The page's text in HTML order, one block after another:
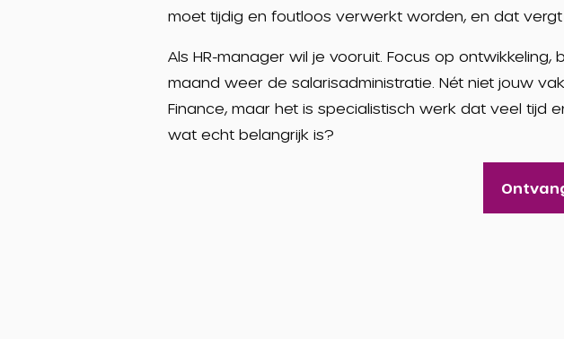
moet tijdig en foutloos verwerkt worden, en dat vergt
Als HR-manager wil je vooruit. Focus op
maand weer de salarisadministratie. Nét niet jouw
Finance, maar het is specialistisch werk dat veel tijd
wat echt belangrijk is?